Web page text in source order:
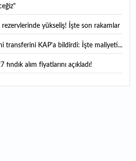
rezervlerinde yükseliş! İşte son rakamlar
transferini KAP'a bildirdi: İşte maliyeti...
alım fiyatlarını açıkladı!
toplam mevduatı geriledi